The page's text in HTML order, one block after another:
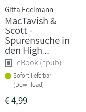
Gitta Edelmann
MacTavish &
Scott -
Spurensuche in
den High...
eBook (epub)
Sofort lieferbar
(Download)
€4,99